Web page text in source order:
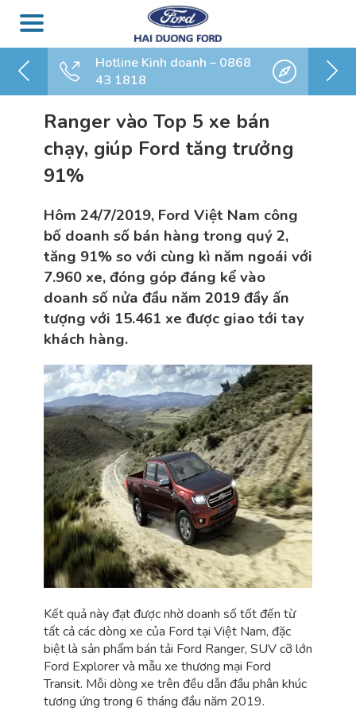
Hotline Kinh doanh – 0868
43 1818
Ranger vào Top 5 xe bán
chạy, giúp Ford tăng trưởng
91%
Hôm 24/7/2019, Ford Việt Nam công
bố doanh số bán hàng trong quý 2,
tăng 91% so với cùng kì năm ngoái với
7.960 xe, đóng góp đáng kể vào
doanh số nửa đầu năm 2019 đầy ấn
tượng với 15.461 xe được giao tới tay
khách hàng.
Kết quả này đạt được nhờ doanh số tốt đến từ
tất cả các dòng xe của Ford tại Việt Nam, đặc
biệt là sản phẩm bán tải Ford Ranger, SUV cỡ lớn
Ford Explorer và mẫu xe thương mại Ford
Transit. Mỗi dòng xe trên đều dẫn đầu phân khúc
tương ứng trong 6 tháng đầu năm 2019.